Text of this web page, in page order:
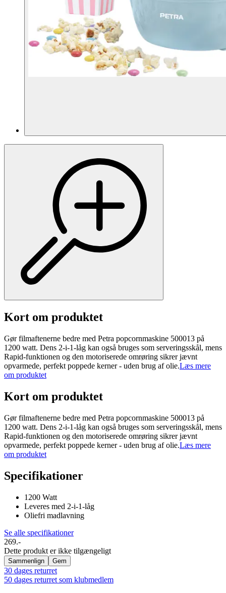
Kort om produktet
Gør filmaftenerne bedre med Petra popcornmaskine 500013 på
1200 watt. Dens 2-i-1-låg kan også bruges som serveringsskål, mens
Rapid-funktionen og den motoriserede omrøring sikrer jævnt
opvarmede, perfekt poppede kerner - uden brug af olie.Læs mere
om produktet
Kort om produktet
Gør filmaftenerne bedre med Petra popcornmaskine 500013 på
1200 watt. Dens 2-i-1-låg kan også bruges som serveringsskål, mens
Rapid-funktionen og den motoriserede omrøring sikrer jævnt
opvarmede, perfekt poppede kerner - uden brug af olie.Læs mere
om produktet
Specifikationer
1200 Watt
Leveres med 2-i-1-låg
Oliefri madlavning
Se alle specifikationer
269.-
Dette produkt er ikke tilgængeligt
Sammenlign Gem
30 dages returret
50 dages returret som klubmedlem